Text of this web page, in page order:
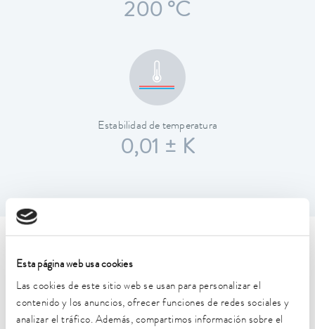
Esta página web usa cookies
Las cookies de este sitio web se usan para personalizar el
contenido y los anuncios, ofrecer funciones de redes sociales y
analizar el tráfico. Además, compartimos información sobre el
200 °C
Estabilidad de temperatura
0,01 ± K
DIN 12876)
Rango de temperatura de trabajo